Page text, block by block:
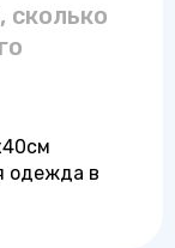
сколько
одежда в